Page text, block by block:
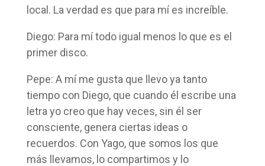
local. La verdad es que para mí es increíble.
Diego: Para mí todo igual menos lo que es el
primer disco.
Pepe: A mí me gusta que llevo ya tanto
tiempo con Diego, que cuando él escribe una
letra yo creo que hay veces, sin él ser
consciente, genera ciertas ideas o
recuerdos. Con Yago, que somos los que
más llevamos, lo compartimos y lo